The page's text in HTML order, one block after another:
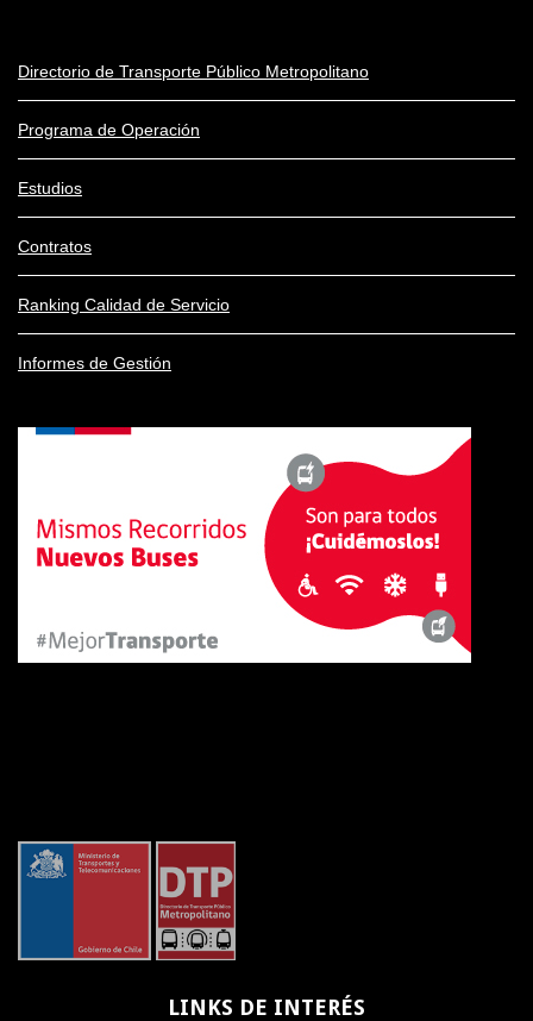
Directorio de Transporte Público Metropolitano
Programa de Operación
Estudios
Contratos
Ranking Calidad de Servicio
Informes de Gestión
LINKS DE INTERÉS